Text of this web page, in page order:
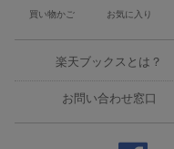
買い物かご お気に入り
楽天ブックスとは？
お問い合わせ窓口